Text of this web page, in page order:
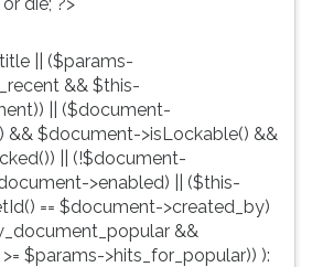
|| ($params-
&& $this-
|| ($document-
&& $document->isLockable() &&
|| (!$document-
>enabled) || ($this-
== $document->created_by)
&&
$params->hits_for_popular)) ):